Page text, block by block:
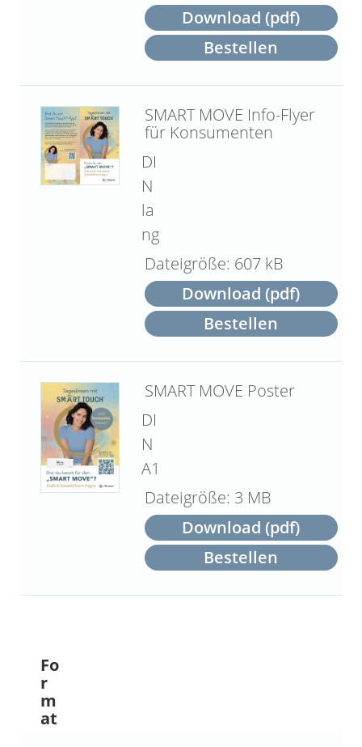
Download (pdf)
Bestellen
SMART MOVE Info-Flyer
für Konsumenten
DI
N
la
ng
607 kB
Download (pdf)
Bestellen
SMART MOVE Poster
DI
N
A1
3 MB
Download (pdf)
Bestellen
Fo
r
m
at